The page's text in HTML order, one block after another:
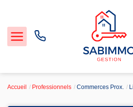
Accueil Professionnels Commerces Prox.